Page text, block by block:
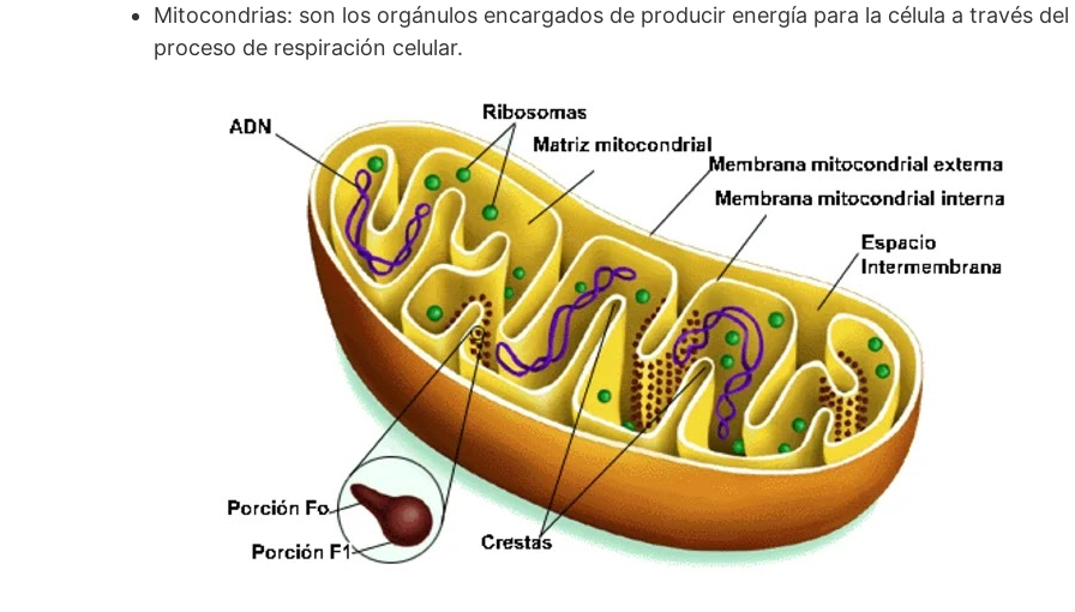
Mitocondrias: son los orgánulos encargados de producir energía para la célula a través del
proceso de respiración celular.